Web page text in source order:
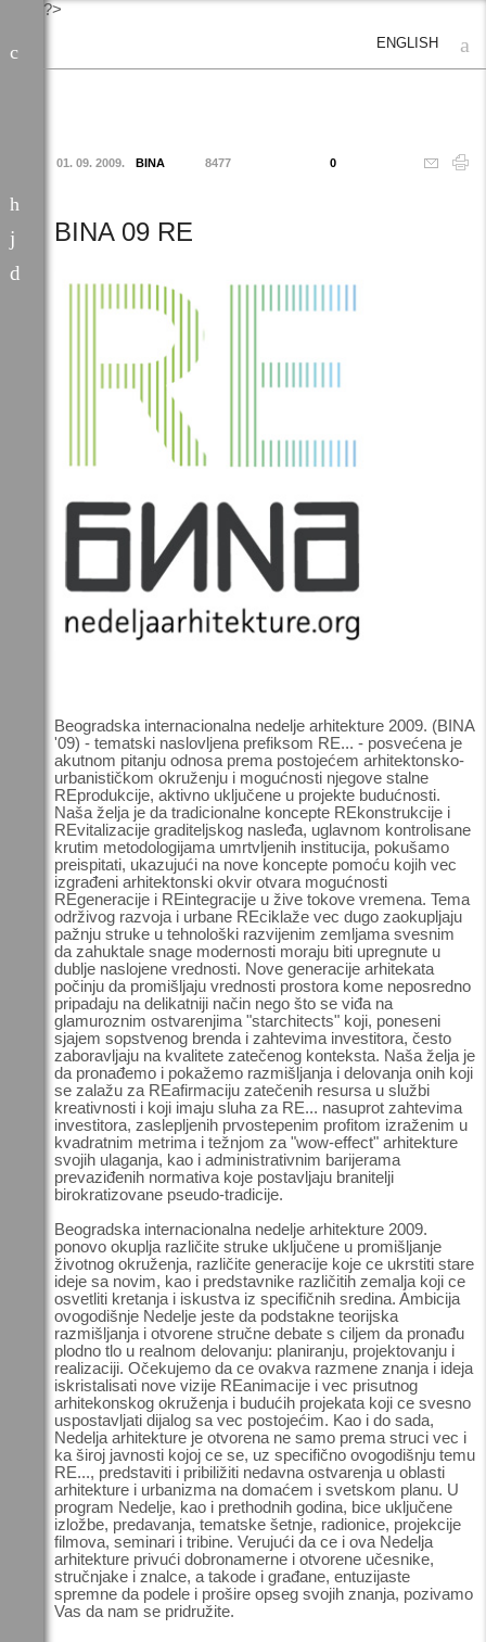
?>
ENGLISH
01. 09. 2009. BINA 8477 0
BINA 09 RE
Beogradska internacionalna nedelje arhitekture 2009. (BINA
'09) - tematski naslovljena prefiksom RE... - posvećena je
akutnom pitanju odnosa prema postojećem arhitektonsko-
urbanističkom okruženju i mogućnosti njegove stalne
REprodukcije, aktivno uključene u projekte budućnosti.
Naša želja je da tradicionalne koncepte REkonstrukcije i
REvitalizacije graditeljskog nasleđa, uglavnom kontrolisane
krutim metodologijama umrtvljenih institucija, pokušamo
preispitati, ukazujući na nove koncepte pomoću kojih vec
izgrađeni arhitektonski okvir otvara mogućnosti
REgeneracije i REintegracije u žive tokove vremena. Tema
održivog razvoja i urbane REciklaže vec dugo zaokupljaju
pažnju struke u tehnološki razvijenim zemljama svesnim
da zahuktale snage modernosti moraju biti upregnute u
dublje naslojene vrednosti. Nove generacije arhitekata
počinju da promišljaju vrednosti prostora kome neposredno
pripadaju na delikatniji način nego što se viđa na
glamuroznim ostvarenjima "starchitects" koji, poneseni
sjajem sopstvenog brenda i zahtevima investitora, često
zaboravljaju na kvalitete zatečenog konteksta. Naša želja je
da pronađemo i pokažemo razmišljanja i delovanja onih koji
se zalažu za REafirmaciju zatečenih resursa u službi
kreativnosti i koji imaju sluha za RE... nasuprot zahtevima
investitora, zaslepljenih prvostepenim profitom izraženim u
kvadratnim metrima i težnjom za "wow-effect" arhitekture
svojih ulaganja, kao i administrativnim barijerama
prevaziđenih normativa koje postavljaju branitelji
birokratizovane pseudo-tradicije.
Beogradska internacionalna nedelje arhitekture 2009.
ponovo okuplja različite struke uključene u promišljanje
životnog okruženja, različite generacije koje ce ukrstiti stare
ideje sa novim, kao i predstavnike različitih zemalja koji ce
osvetliti kretanja i iskustva iz specifičnih sredina. Ambicija
ovogodišnje Nedelje jeste da podstakne teorijska
razmišljanja i otvorene stručne debate s ciljem da pronađu
plodno tlo u realnom delovanju: planiranju, projektovanju i
realizaciji. Očekujemo da ce ovakva razmene znanja i ideja
iskristalisati nove vizije REanimacije i vec prisutnog
arhitekonskog okruženja i budućih projekata koji ce svesno
uspostavljati dijalog sa vec postojećim. Kao i do sada,
Nedelja arhitekture je otvorena ne samo prema struci vec i
ka široj javnosti kojoj ce se, uz specifično ovogodišnju temu
RE..., predstaviti i pribiližiti nedavna ostvarenja u oblasti
arhitekture i urbanizma na domaćem i svetskom planu. U
program Nedelje, kao i prethodnih godina, bice uključene
izložbe, predavanja, tematske šetnje, radionice, projekcije
filmova, seminari i tribine. Verujući da ce i ova Nedelja
arhitekture privući dobronamerne i otvorene učesnike,
stručnjake i znalce, a takode i građane, entuzijaste
spremne da podele i prošire opseg svojih znanja, pozivamo
Vas da nam se pridružite.